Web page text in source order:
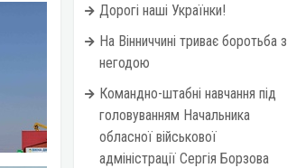
Дорогі наші Українки!
На Вінниччині триває боротьба з
негодою
Командно-штабні навчання під
головуванням Начальника
обласної військової
адміністрації Сергія Борзова